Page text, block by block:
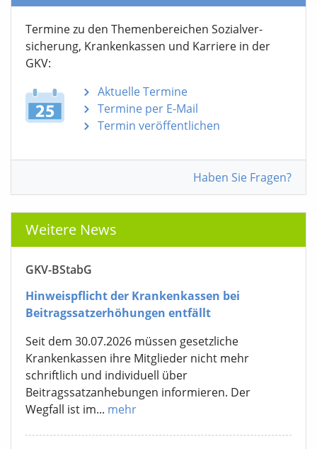
Termine zu den Themen­bereichen Sozialver­
sicherung, Krankenkassen und Karriere in der
GKV:
Aktuelle Termine
Termine per E-Mail
Termin veröffentlichen
Haben Sie Fragen?
Weitere News
GKV-BStabG
Hinweispflicht der Krankenkassen bei
Beitragssatzerhöhungen entfällt
Seit dem 30.07.2026 müssen gesetzliche
Krankenkassen ihre Mitglieder nicht mehr
schriftlich und individuell über
Beitragssatzanhebungen informieren. Der
Wegfall ist im... mehr